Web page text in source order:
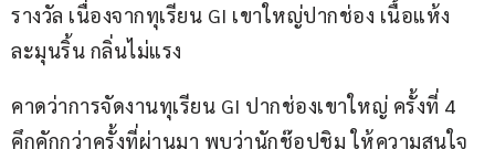
รางวัล เนื่องจากทุเรียน GI เขาใหญ่ปากช่อง เนื้อแห้ง
ละมุนริ้น กลิ่นไม่แรง
คาดว่าการจัดงานทุเรียน GI ปากช่องเขาใหญ่ ครั้งที่ 4
คึกคักกว่าครั้งที่ผ่านมา พบว่านักช๊อปชิม ให้ความสนใจ